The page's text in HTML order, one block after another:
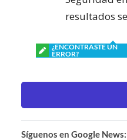
resultados
¿ENCONTRASTE UN
ERROR?
Síguenos en Google News: